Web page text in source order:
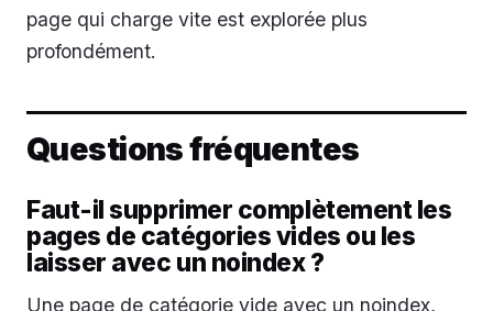
page qui charge vite est explorée plus
profondément.
Questions fréquentes
Faut-il supprimer complètement les
pages de catégories vides ou les
laisser avec un noindex ?
Une page de catégorie vide avec un noindex,